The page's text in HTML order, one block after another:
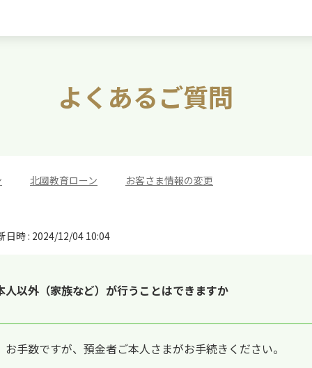
よくあるご質問
北國教育ローン お客さま情報の変更
日時 : 2024/12/04 10:04
以外（家族など）が行うことはできますか
手数ですが、預金者ご本人さまがお手続きください。